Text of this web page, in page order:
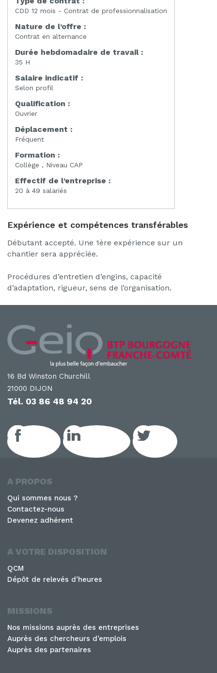
CDD 12 mois - Contrat de professionnalisation
Nature de l’offre :
Contrat en alternance
Durée hebdomadaire de travail :
35 H
Salaire indicatif :
Selon profil
Qualification :
Ouvrier
Déplacement :
Fréquent
Formation :
Collège , Niveau CAP
Effectif de l’entreprise :
20 à 49 salariés
Expérience et compétences transférables
Débutant accepté. Une 1ère expérience sur un
chantier sera appréciée.
Procédures d’entretien d’engins, capacité
d’adaptation, rigueur, sens de l’organisation.
16 Bd Winston Churchill
21000 DIJON
Tél. 03 86 48 94 20
Facebook LinkedIn GEIQ Twitter
A PROPOS
Qui sommes nous ?
Contactez-nous
Devenez adhérent
A VOTRE DISPOSITION
QCM
Dépôt de relevés d’heures
MISSIONS
Nos missions auprès des entreprises
Auprès des chercheurs d’emplois
Auprès des partenaires